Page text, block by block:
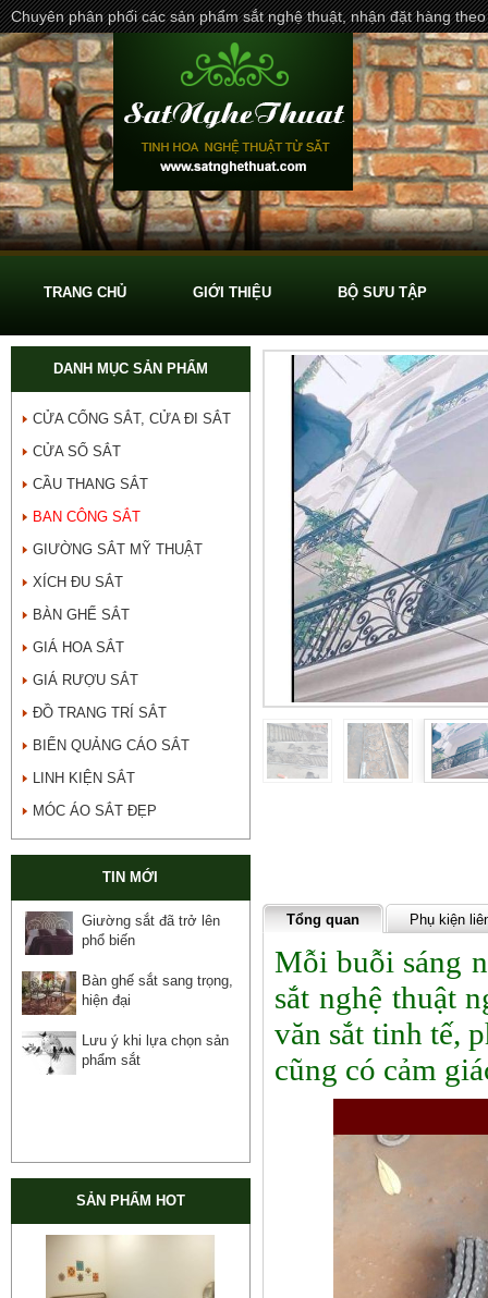
Chuyên phân phối các sản phẩm sắt nghệ thuật, nhận đặt hàng
TRANG CHỦ GIỚI THIỆU BỘ SƯU TẬP
DANH MỤC SẢN PHẨM
CỬA CỔNG SẮT, CỬA ĐI SẮT
CỬA SỔ SẮT
CẦU THANG SẮT
BAN CÔNG SẮT
GIƯỜNG SẮT MỸ THUẬT
XÍCH ĐU SẮT
BÀN GHẾ SẮT
GIÁ HOA SẮT
GIÁ RƯỢU SẮT
ĐỒ TRANG TRÍ SẮT
BIỂN QUẢNG CÁO SẮT
LINH KIỆN SẮT
MÓC ÁO SẮT ĐẸP
TIN MỚI
Giường sắt đã trở lên
phổ biến
Bàn ghế sắt sang trọng,
hiện đại
Lưu ý khi lựa chọn sản
phẩm sắt
SẢN PHẨM HOT
Tổng quan Phụ kiện
Mỗi buỗi sáng
sắt nghệ thuật
văn sắt tinh tế,
cũng có cảm